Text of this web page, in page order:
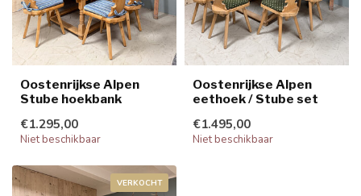
Oostenrijkse Alpen
Stube hoekbank
€1.295,00
Niet beschikbaar
Oostenrijkse Alpen
eethoek / Stube set
€1.495,00
Niet beschikbaar
VERKOCHT